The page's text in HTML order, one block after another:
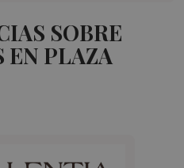
SOBRE
EN PLAZA